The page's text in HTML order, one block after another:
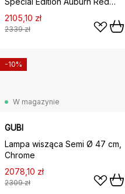
semi matt
2105,10 zł
2339 zł
W magazynie
GUBI
Lampa wisząca Semi Ø 47 cm,
Chrome
2078,10 zł
2309 zł
-10%